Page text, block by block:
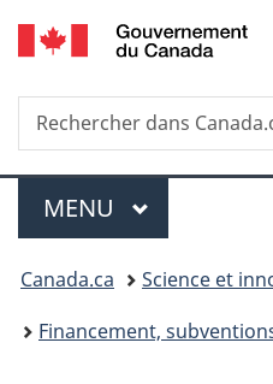
Recherche
Rechercher
dans
Menu
MENU PRINCIPAL
Vous
êtes
Canada.ca
Science et
Financement,